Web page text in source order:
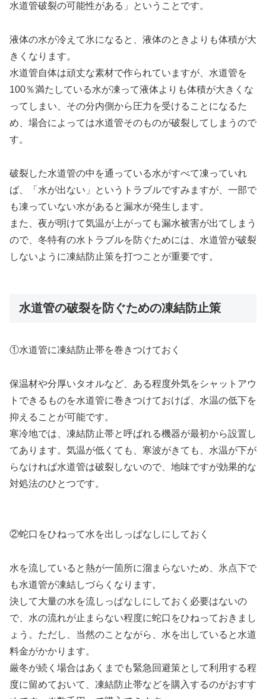
水道管破裂の可能性がある」ということです。
液体の水が冷えて氷になると、液体のときよりも体積が大
きくなります。
水道管自体は頑丈な素材で作られていますが、水道管を
100％満たしている水が凍って液体よりも体積が大きくな
ってしまい、その分内側から圧力を受けることになるた
め、場合によっては水道管そのものが破裂してしまうので
す。
破裂した水道管の中を通っている水がすべて凍っていれ
ば、「水が出ない」というトラブルですみますが、一部で
も凍っていない水があると漏水が発生します。
また、夜が明けて気温が上がっても漏水被害が出てしまう
ので、冬特有の水トラブルを防ぐためには、水道管が破裂
しないように凍結防止策を打つことが重要です。
水道管の破裂を防ぐための凍結防止策
①水道管に凍結防止帯を巻きつけておく
保温材や分厚いタオルなど、ある程度外気をシャットアウ
トできるものを水道管に巻きつけておけば、水温の低下を
抑えることが可能です。
寒冷地では、凍結防止帯と呼ばれる機器が最初から設置し
てあります。気温が低くても、寒波がきても、水温が下が
らなければ水道管は破裂しないので、地味ですが効果的な
対処法のひとつです。
②蛇口をひねって水を出しっぱなしにしておく
水を流していると熱が一箇所に溜まらないため、氷点下で
も水道管が凍結しづらくなります。
決して大量の水を流しっぱなしにしておく必要はないの
で、水の流れが止まらない程度に蛇口をひねっておきまし
ょう。ただし、当然のことながら、水を出していると水道
料金がかかります。
厳冬が続く場合はあくまでも緊急回避策として利用する程
度に留めておいて、凍結防止帯などを購入するのがおすす